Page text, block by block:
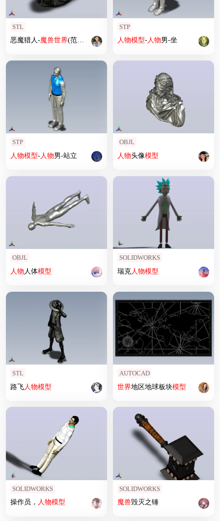
STL
恶魔猎人-魔兽世界(范艺术)
STP
人物模型-人物男-坐
STP
人物模型-人物男-站立
OBJL
人物头像模型
OBJL
人物 人体模型
SOLIDWORKS
瑞克人物模型
STL
路飞人物模型
AUTOCAD
世界地区地球板块模型
SOLIDWORKS
操作员， 人物模型
SOLIDWORKS
魔兽毁灭之锤